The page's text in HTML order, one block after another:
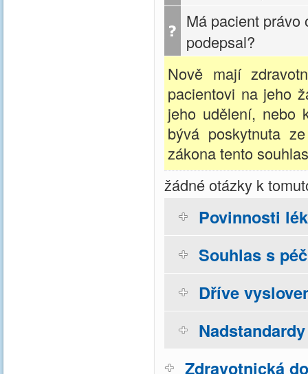
Má pacient právo
podepsal?
Nově mají
pacientovi na jeho
jeho udělení, nebo
bývá poskytnuta
zákona tento
žádné otázky k
Povinnosti
Souhlas s
Dříve
Zdravotnická